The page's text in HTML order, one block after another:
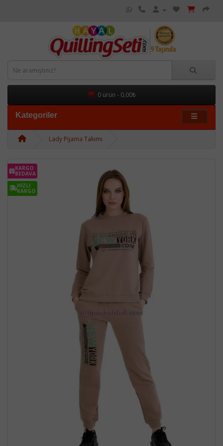
0 ürün - 0,00₺
Kategoriler
Lady Pijama Takımı
KARGO
BEDAVA
HIZLI
KARGO